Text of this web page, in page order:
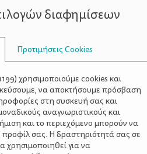
ΣΥΜΒΟΥΛΟΙ
ΣΑΛΆΤΕΣ
διαφημίσεων
Προτιμήσεις Cookies
) χρησιμοποιούμε cookies και
να αποκτήσουμε πρόσβαση
στη συσκευή σας και
αναγνωριστικούς και
και το περιεχόμενο μπορούν να
σας. Η δραστηριότητά σας σε
χρησιμοποιηθεί για να